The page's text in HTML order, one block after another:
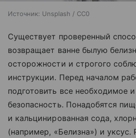
Источник: Unsplash / CC0
Существует проверенный
возвращает ванне былую
осторожности и строгого
инструкции. Перед началом
подготовить все необходимое
безопасность. Понадобятся
и кальцинированная сода,
(например, «Белизна») и уксус.